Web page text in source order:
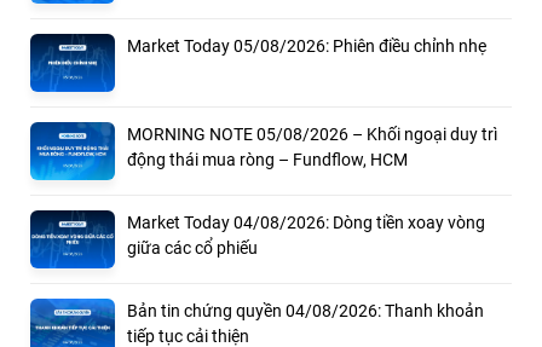
Market Today 05/08/2026: Phiên điều chỉnh nhẹ
MORNING NOTE 05/08/2026 – Khối ngoại duy trì
động thái mua ròng – Fundflow, HCM
Market Today 04/08/2026: Dòng tiền xoay vòng
giữa các cổ phiếu
Bản tin chứng quyền 04/08/2026: Thanh khoản
tiếp tục cải thiện